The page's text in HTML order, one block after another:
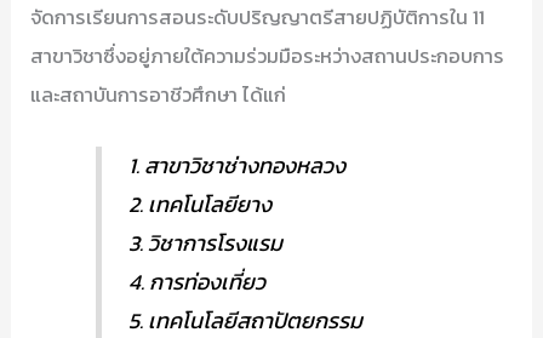
จัดการเรียนการสอนระดับปริญญาตรีสายปฏิบัติการใน 11
สาขาวิชาซึ่งอยู่ภายใต้ความร่วมมือระหว่างสถานประกอบการ
และสถาบันการอาชีวศึกษา ได้แก่
1. สาขาวิชาช่างทองหลวง
2. เทคโนโลยียาง
3. วิชาการโรงแรม
4. การท่องเที่ยว
5. เทคโนโลยีสถาปัตยกรรม